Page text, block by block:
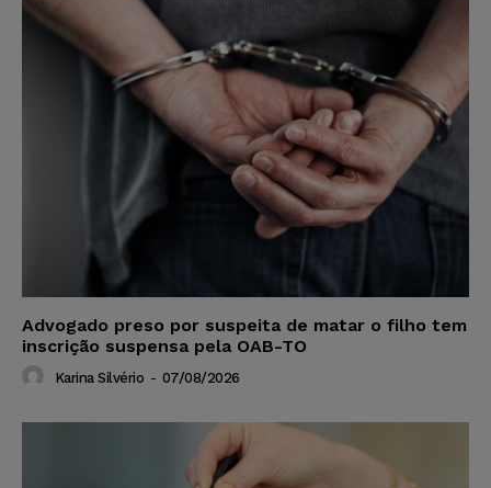
Advogado preso por suspeita de matar o filho tem
inscrição suspensa pela OAB-TO
Karina Silvério - 07/08/2026